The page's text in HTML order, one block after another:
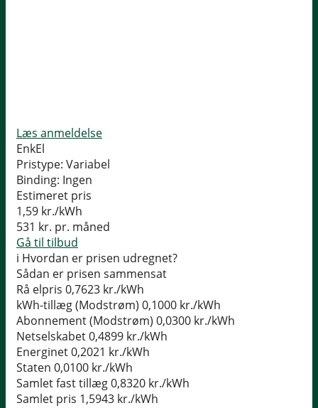
Læs anmeldelse
EnkEl
Pristype: Variabel
Binding: Ingen
Estimeret pris
1,59 kr./kWh
531 kr. pr. måned
Gå til tilbud
i Hvordan er prisen udregnet?
Sådan er prisen sammensat
Rå elpris 0,7623 kr./kWh
kWh-tillæg (Modstrøm) 0,1000 kr./kWh
Abonnement (Modstrøm) 0,0300 kr./kWh
Netselskabet0,4899 kr./kWh
Energinet0,2021 kr./kWh
Staten 0,0100 kr./kWh
Samlet fast tillæg0,8320 kr./kWh
Samlet pris 1,5943 kr./kWh